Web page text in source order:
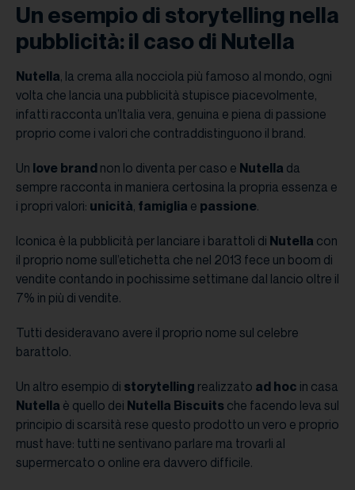
Un esempio di storytelling nella
pubblicità: il caso di Nutella
Nutella, la crema alla nocciola più famoso al mondo, ogni
volta che lancia una pubblicità stupisce piacevolmente,
infatti racconta un’Italia vera, genuina e piena di passione
proprio come i valori che contraddistinguono il brand.
Un love brand non lo diventa per caso e Nutella da
sempre racconta in maniera certosina la propria essenza e
i propri valori: unicità, famiglia e passione.
Iconica è la pubblicità per lanciare i barattoli di Nutella con
il proprio nome sull’etichetta che nel 2013 fece un boom di
vendite contando in pochissime settimane dal lancio oltre il
7% in più di vendite.
Tutti desideravano avere il proprio nome sul celebre
barattolo.
Un altro esempio di storytelling realizzato ad hoc in casa
Nutella è quello dei Nutella Biscuits che facendo leva sul
principio di scarsità rese questo prodotto un vero e proprio
must have: tutti ne sentivano parlare ma trovarli al
supermercato o online era davvero difficile.